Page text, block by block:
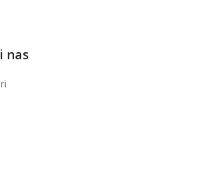
nas